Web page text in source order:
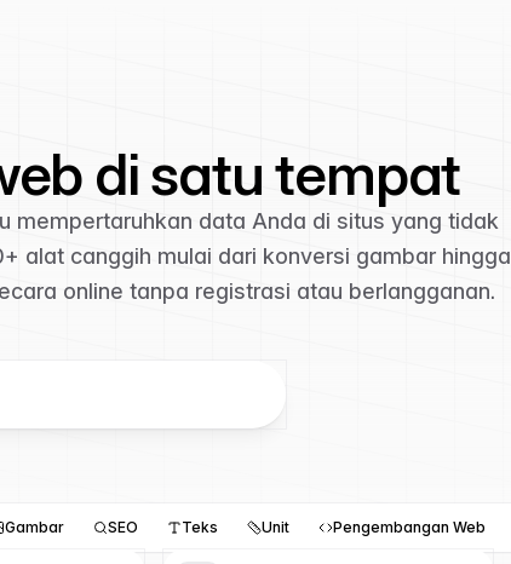
di satu tempat
mempertaruhkan data Anda di situs yang tidak
alat canggih mulai dari konversi gambar hingga
online tanpa registrasi atau berlangganan.
Gambar SEO Teks Unit Pengembangan Web